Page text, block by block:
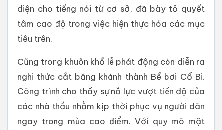
diện cho tiếng nói từ cơ sở, đã bày tỏ quyết
tâm cao độ trong việc hiện thực hóa các mục
tiêu trên.
Cũng trong khuôn khổ lễ phát động còn diễn ra
nghi thức cắt băng khánh thành Bể bơi Cổ Bi.
Công trình cho thấy sự nỗ lực vượt tiến độ của
các nhà thầu nhằm kịp thời phục vụ người dân
ngay trong mùa cao điểm. Với quy mô mặt